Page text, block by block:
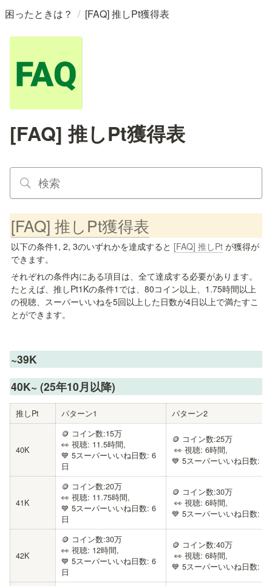
困ったときは？ / [FAQ] 推しPt獲得表
[FAQ] 推しPt獲得表
[FAQ] 推しPt獲得表
以下の条件1, 2, 3のいずれかを達成すると [FAQ] 推しPt が獲得が
できます。
それぞれの条件内にある項目は、全て達成する必要があります。
たとえば、推しPt1Kの条件1では、80コイン以上、1.75時間以上
の視聴、スーパーいいねを5回以上した日数が4日以上で満たすこ
とができます。
~39K
40K~ (25年10月以降)
推しPt パターン1 パターン2
40K
🪙 コイン数:15万
👀 視聴: 11.5時間,
💙 5スーパーいいね日数: 6
日
🪙 コイン数:25万
💙 5スーパーいいね日数: 4
41K
🪙 コイン数:20万
👀 視聴: 11.75時間,
💙 5スーパーいいね日数: 6
日
🪙 コイン数:30万
💙 5スーパーいいね日数: 4
42K
🪙 コイン数:30万
👀 視聴: 12時間,
💙 5スーパーいいね日数: 6
日
🪙 コイン数:40万
💙 5スーパーいいね日数: 4